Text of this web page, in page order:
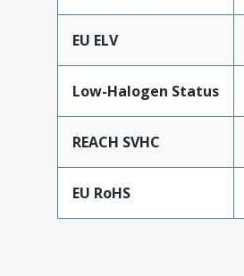
EU ELV
Low-Halogen Status
REACH SVHC
EU RoHS